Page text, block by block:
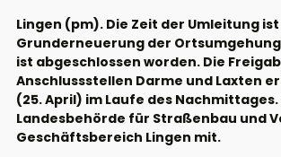
Lingen (pm). Die Zeit der Umleitung
Grunderneuerung der Ortsumgehung
ist abgeschlossen worden. Die
Anschlussstellen Darme und Laxten
(25. April) im Laufe des
Landesbehörde für Straßenbau und
Geschäftsbereich Lingen mit.